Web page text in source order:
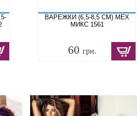
ВАРЕЖКИ (6,5-8,5 СМ) МЕХ
МИКС 1561
60 грн.